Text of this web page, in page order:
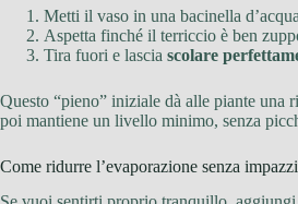
Metti il vaso in una bacinella
Aspetta finché il terriccio è ben
Tira fuori e lascia scolare
Questo “pieno” iniziale dà alle piante una
poi mantiene un livello minimo, senza
Come ridurre l’evaporazione senza